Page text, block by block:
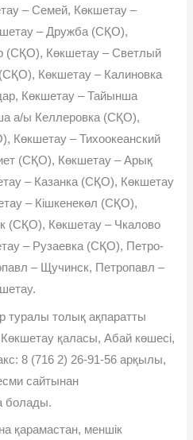
– Семей, Көкшетау –
– Дружба (СҚО),
(СҚО), Көкшетау – Светлый
Көкшетау – Калиновка
Көкшетау – Тайынша
а/ы Келлеровка (СҚО),
Көкшетау – Тихоокеанский
(СҚО), Көкшетау – Арық
– Казанка (СҚО), Көкшетау
– Кішкенекөл (СҚО),
(СҚО), Көкшетау – Чкалово
– Рузаевка (СҚО), Петро­
– Щучинск, Петропавл –
туралы толық ақпаратты
қаласы, Абай көшесі,
8 (716 2) 26-91-56 арқылы,
сайтынан
болады.
қарамастан, меншік